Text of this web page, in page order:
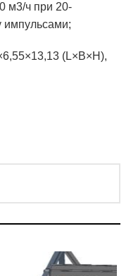
м3/ч при 20-
импульсами;
(L×B×H),